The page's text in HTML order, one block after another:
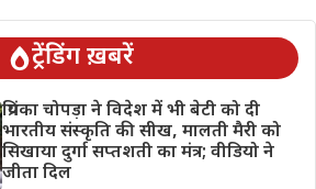
ट्रेंडिंग ख़बरें
प्रियंका चोपड़ा ने विदेश में भी बेटी को दी
भारतीय संस्कृति की सीख, मालती मैरी को
सिखाया दुर्गा सप्तशती का मंत्र; वीडियो ने
जीता दिल